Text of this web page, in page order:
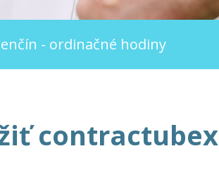
- ordinačné hodiny
contractubex